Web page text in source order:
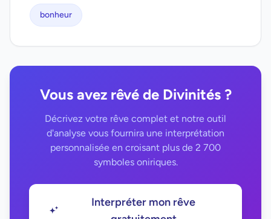
bonheur
Vous avez rêvé de Divinités ?
Décrivez votre rêve complet et notre outil
d'analyse vous fournira une interprétation
personnalisée en croisant plus de 2 700
symboles oniriques.
Interpréter mon rêve